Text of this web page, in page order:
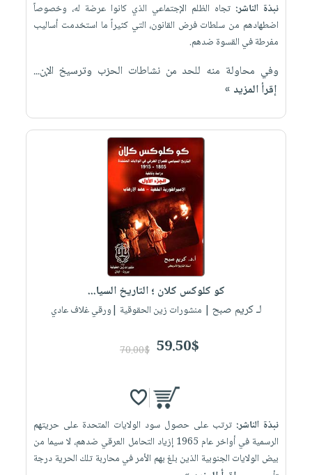
نبذة الناشر:تجاه الظلم الإجتماعي الذي كانوا عرضة له، وخصوصاً
اضطهادهم من سلطات فرض القانون، التي كثيراً ما استخدمت أساليب
مفرطة في القسوة ضدهم.
وفي محاولة منه للحد من نشاطات الحزب وترسيخ الإن...
إقرأ المزيد »
كو كلوكس كلان ؛ التاريخ السيا...
لـ كريم صبح | منشورات زين الحقوقية |ورقي غلاف عادي
59.50$
70.00$
نبذة الناشر:ترتب على حصول سود الولايات المتحدة على حريتهم
الرسمية في أواخر عام 1965 إزياد التحامل العرقي ضدهم، لا سيما من
بيض الولايات الجنوبية الذين بلغ بهم الأمر في محاربة تلك الحرية درجة